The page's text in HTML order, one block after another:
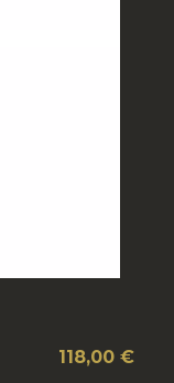
118,00 €